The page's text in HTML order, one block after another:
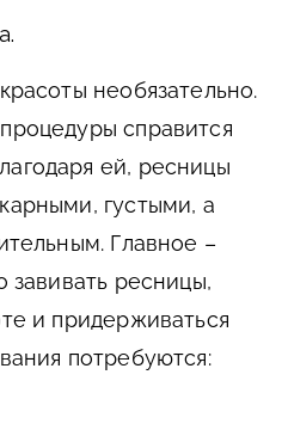
необязательно.
справится
ей, ресницы
густыми, а
Главное –
завивать ресницы,
и придерживаться
потребуются: